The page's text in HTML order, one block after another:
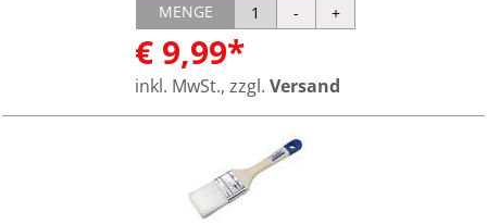
MENGE
€ 9,99*
inkl. MwSt., zzgl. Versand